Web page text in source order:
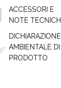
ACCESSORI E
NOTE
DICHIARAZIONE
AMBIENTALE DI
PRODOTTO